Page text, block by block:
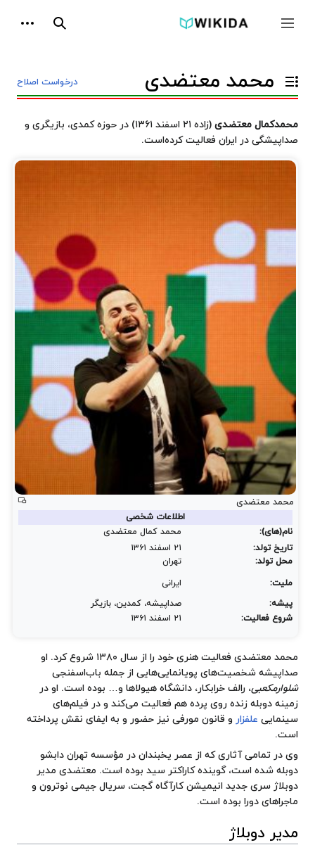
جمع و باز کردن نوار کناری جستجو
درخواست اصلاح تغییر وضعیت فهرست محتویات محمد معتضدی
محمدکمال معتضدی
(زاده ۲۱ اسفند ۱۳۶۱) در حوزه کمدی، بازیگری و
صداپیشگی در ایران فعالیت کرده‌است.
محمد معتضدی
اطلاعات شخصی
نام(های):
محمد کمال معتضدی
تاریخ تولد:
۲۱ اسفند ۱۳۶۱
محل تولد:
تهران
ملیت:
ایرانی
پیشه:
صداپیشه، کمدین، بازیگر
شروع فعالیت:
۲۱ اسفند ۱۳۶۱
فعالیت
محمد معتضدی فعالیت هنری خود را از سال ۱۳۸۰ شروع کرد. او
صداپیشه شخصیت‌های پویانمایی‌هایی از جمله باب‌اسفنجی
شلوارمکعبی، رالف خرابکار، دانشگاه هیولاها و… بوده است. او در
زمینه دوبله زنده روی پرده هم فعالیت می‌کند و در فیلم‌های
سینمایی علفزار و قانون مورفی نیز حضور و به ایفای نقش پرداخته
است.
وی در تمامی آثاری که از عصر یخبندان در مؤسسه تهران دابشو
دوبله شده است، گوینده کاراکتر سید بوده است. معتضدی مدیر
دوبلاژ سری جدید انیمیشنکارآگاه گجت، سریال جیمی نوترون و
ماجراهای دورا بوده است.
مدیر دوبلاژ